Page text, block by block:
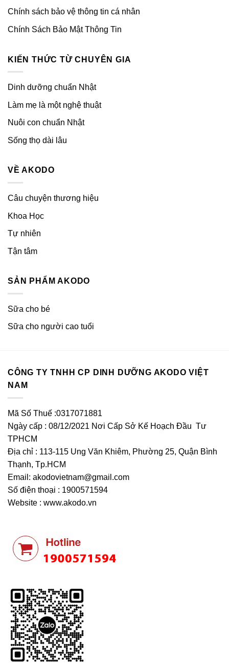
Chính sách bảo vệ thông tin cá nhân
Chính Sách Bảo Mật Thông Tin
KIẾN THỨC TỪ CHUYÊN GIA
Dinh dưỡng chuẩn Nhật
Làm mẹ là một nghệ thuật
Nuôi con chuẩn Nhật
Sống thọ dài lâu
VỀ AKODO
Câu chuyện thương hiệu
Khoa Học
Tự nhiên
Tận tâm
SẢN PHẨM AKODO
Sữa cho bé
Sữa cho người cao tuổi
CÔNG TY TNHH CP DINH DƯỠNG AKODO VIỆT
NAM
Mã Số Thuế :0317071881
Ngày cấp : 08/12/2021 Nơi Cấp Sở Kế Hoạch Đầu Tư
TPHCM
Địa chỉ : 113-115 Ung Văn Khiêm, Phường 25, Quận Bình
Thạnh, Tp.HCM
Email: akodovietnam@gmail.com
Số điện thoại : 1900571594
Website : www.akodo.vn